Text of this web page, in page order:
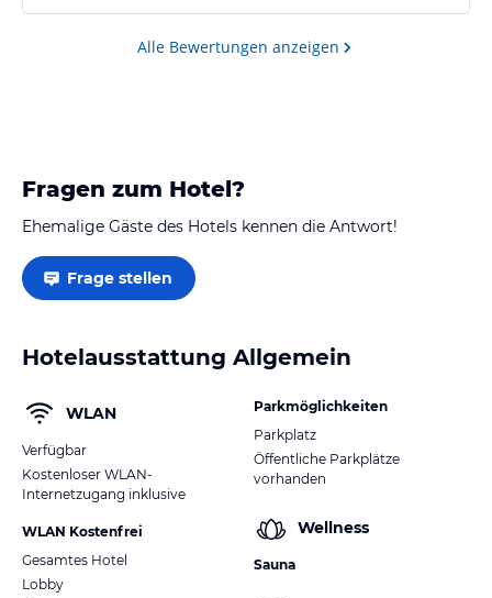
offen lässt.
Alle Bewertungen anzeigen
Fragen zum Hotel?
Ehemalige Gäste des Hotels kennen die Antwort!
Frage stellen
Hotelausstattung Allgemein
WLAN
Verfügbar
Kostenloser WLAN-
Internetzugang inklusive
WLAN Kostenfrei
Gesamtes Hotel
Lobby
Parkmöglichkeiten
Parkplatz
Öffentliche Parkplätze
vorhanden
Wellness
Sauna